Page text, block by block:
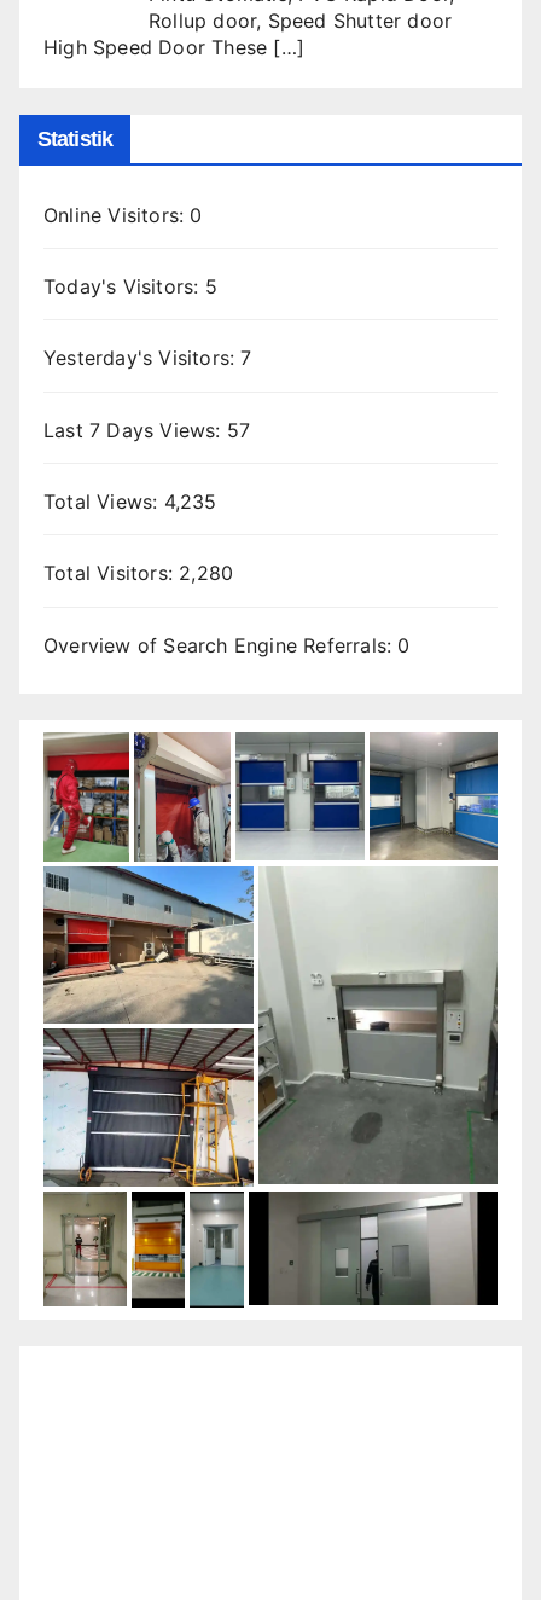
Rollup door, Speed Shutter door
High Speed Door These […]
Statistik
Online Visitors: 0
Today's Visitors: 5
Yesterday's Visitors:7
Last 7 Days Views: 57
Total Views: 4,235
Total Visitors: 2,280
Overview of Search Engine Referrals: 0